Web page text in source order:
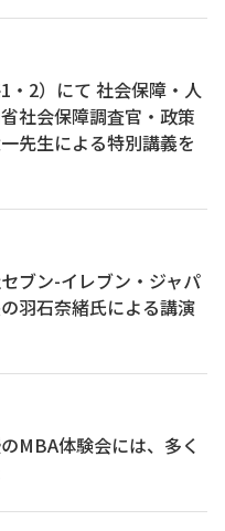
・2）にて 社会保障・人
社会保障調査官・政策
先生による特別講義を
ブン-イレブン・ジャパ
羽石奈緒氏による講演
MBA体験会には、多く